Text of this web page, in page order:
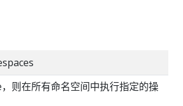
则在所有命名空间中执行指定的操